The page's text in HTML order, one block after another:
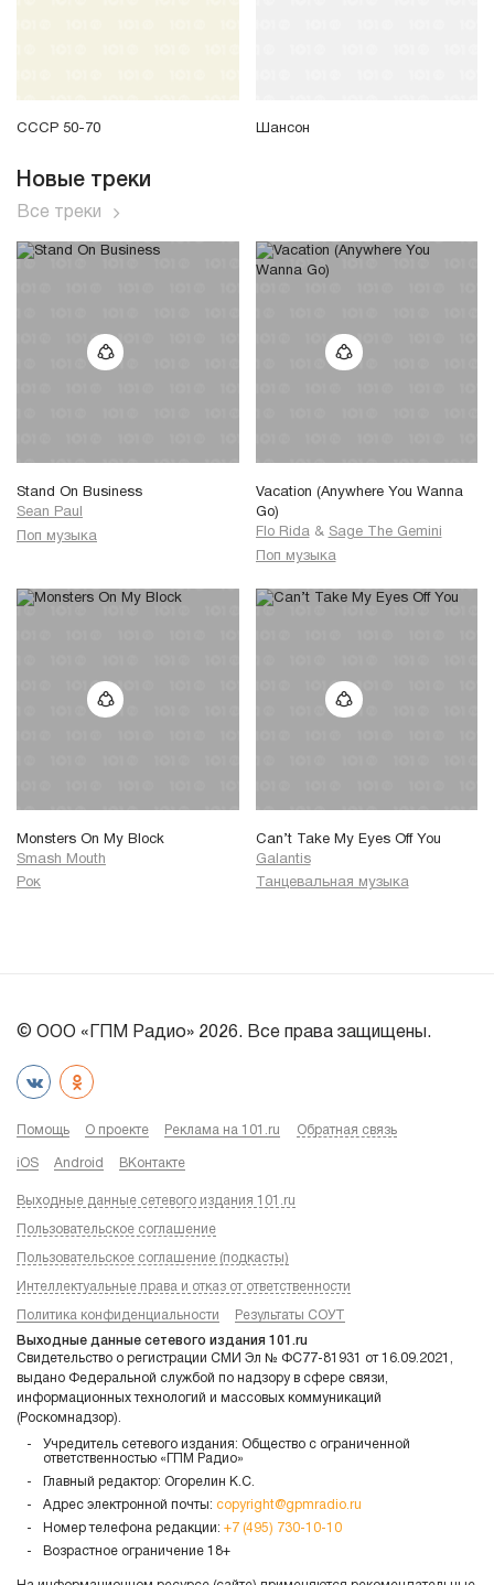
СССР 50-70 Шансон
Новые треки
Все треки
Stand On Business
Sean Paul
Поп музыка
Vacation (Anywhere You Wanna
Go)
Flo Rida & Sage The Gemini
Поп музыка
Monsters On My Block
Smash Mouth
Рок
Can’t Take My Eyes Off You
Galantis
Танцевальная музыка
© ООО «ГПМ Радио» 2026. Все права защищены.
Помощь О проекте Реклама на 101.ru Обратная связь
iOS Android ВКонтакте
Выходные данные сетевого издания 101.ru
Пользовательское соглашение
Пользовательское соглашение (подкасты)
Интеллектуальные права и отказ от ответственности
Политика конфиденциальности Результаты СОУТ
Выходные данные сетевого издания 101.ru
Свидетельство о регистрации СМИ Эл № ФС77-81931 от 16.09.2021,
выдано Федеральной службой по надзору в сфере связи,
информационных технологий и массовых коммуникаций
(Роскомнадзор).
Учредитель сетевого издания: Общество с ограниченной
ответственностью «ГПМ Радио»
Главный редактор: Огорелин К.С.
Адрес электронной почты: copyright@gpmradio.ru
Номер телефона редакции: +7 (495) 730-10-10
Возрастное ограничение 18+